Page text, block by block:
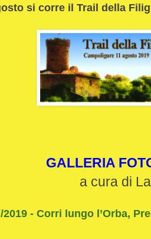
si corre il Trail della
GALLERIA
a cura di
2019 - Corri lungo l’Orba,